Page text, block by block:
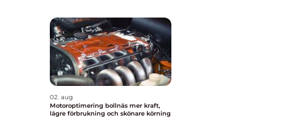
02. aug
Motoroptimering bollnäs mer kraft,
lägre förbrukning och skönare körning